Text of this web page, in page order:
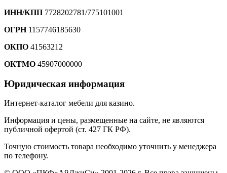
ИНН/КПП 7728202781/775101001
ОГРН1157746185630
ОКПО 41563212
ОКТМО 45907000000
Юридическая информация
Интернет-каталог мебели для казино.
Информация и цены, размещенные на сайте, не являются
публичной офертой (ст. 427 ГК РФ).
Точную стоимость товара необходимо уточнить у менеджера
по телефону.